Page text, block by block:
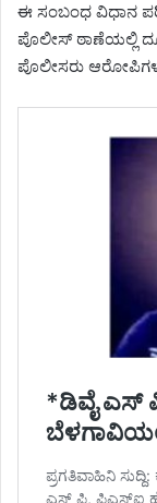
ಈ ಸಂಬಂಧ ವಿಧಾನ
ಪೊಲೀಸ್ ಠಾಣೆಯಲ್ಲಿ
ಪೊಲೀಸರು ಆರೋಪಿಗಳ